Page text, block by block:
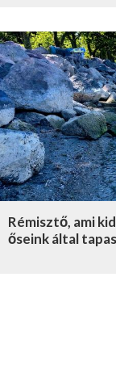
Rémisztő, ami
őseink által